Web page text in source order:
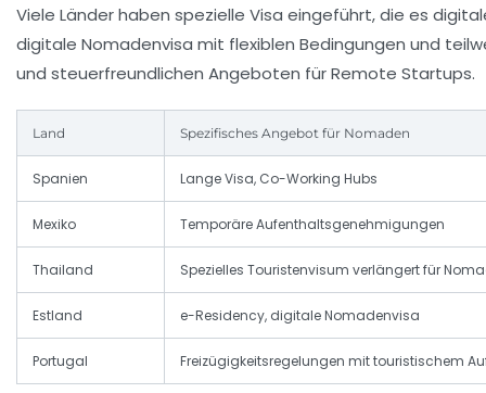
Viele Länder haben spezielle Visa eingeführt, die es
digitale Nomadenvisa mit flexiblen Bedingungen und
und steuerfreundlichen Angeboten für Remote Startups.
Land Spezifisches Angebot für Nomaden
Spanien Lange Visa, Co-Working Hubs
Mexiko Temporäre Aufenthaltsgenehmigungen
Thailand Spezielles Touristenvisum verlängert für
Estland e-Residency, digitale Nomadenvisa
Portugal Freizügigkeitsregelungen mit touristischem